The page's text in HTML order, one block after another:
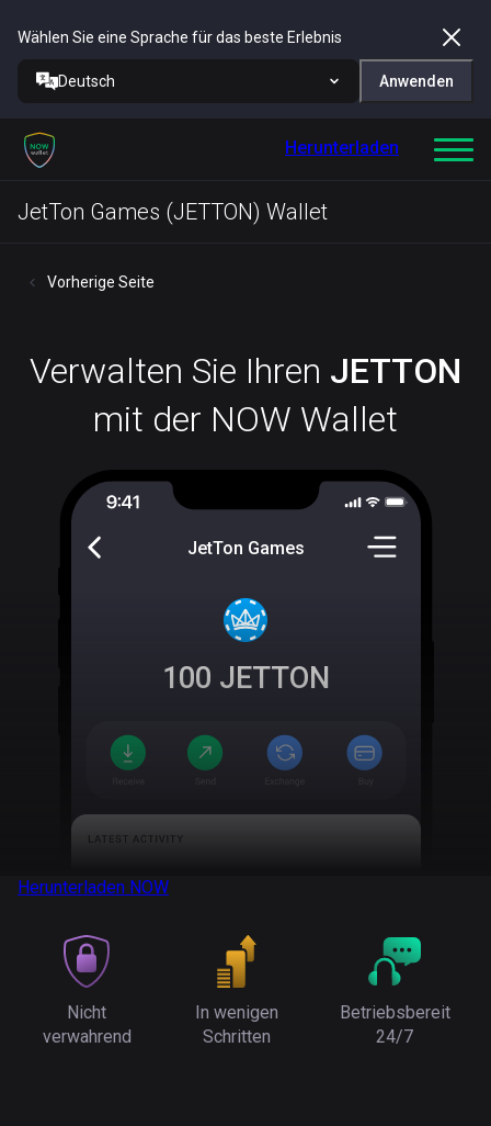
Wählen Sie eine Sprache für das beste Erlebnis
Deutsch Anwenden
Herunterladen
JetTon Games (JETTON) Wallet
Vorherige Seite
Verwalten Sie Ihren JETTON
mit der NOW Wallet
JetTon Games
100 JETTON
Herunterladen NOW
Nicht
verwahrend
In wenigen
Schritten
Betriebsbereit
24/7